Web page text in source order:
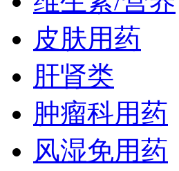
皮肤用药
肝肾类
肿瘤科用药
风湿免用药